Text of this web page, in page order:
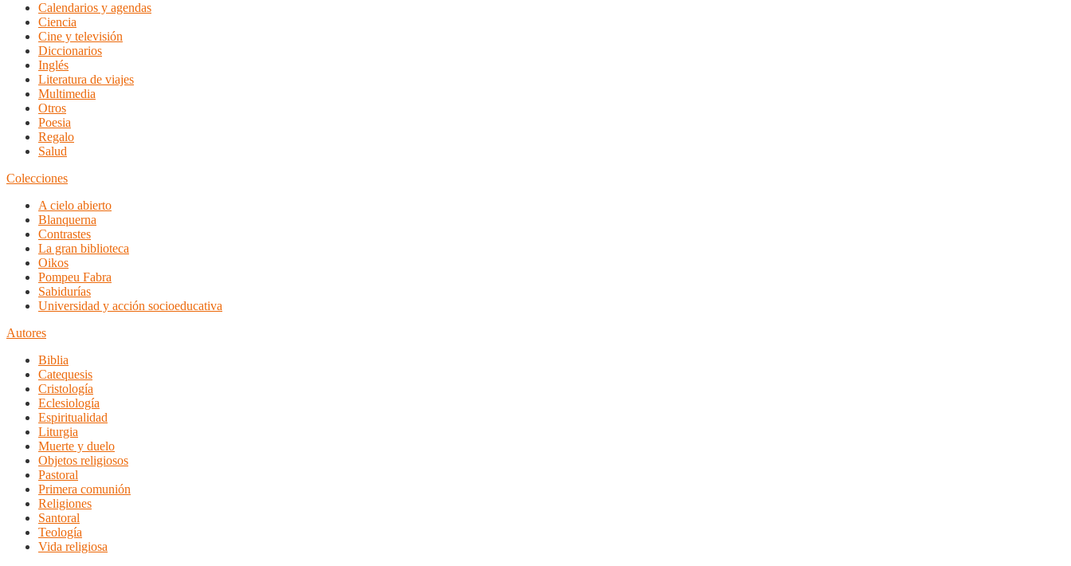
Calendarios y agendas
Ciencia
Cine y televisión
Diccionarios
Inglés
Literatura de viajes
Multimedia
Otros
Poesia
Regalo
Salud
Colecciones
A cielo abierto
Blanquerna
Contrastes
La gran biblioteca
Oikos
Pompeu Fabra
Sabidurías
Universidad y acción socioeducativa
Autores
Biblia
Catequesis
Cristología
Eclesiología
Espiritualidad
Liturgia
Muerte y duelo
Objetos religiosos
Pastoral
Primera comunión
Religiones
Santoral
Teología
Vida religiosa